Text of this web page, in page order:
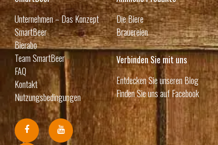
Unternehmen – Das Konzept
SmartBeer
Bierabo
Team SmartBeer
FAQ
Kontakt
Nutzungsbedingungen
Die Biere
Brauereien
Verbinden Sie mit uns
Entdecken Sie unseren Blog
Finden Sie uns auf Facebook